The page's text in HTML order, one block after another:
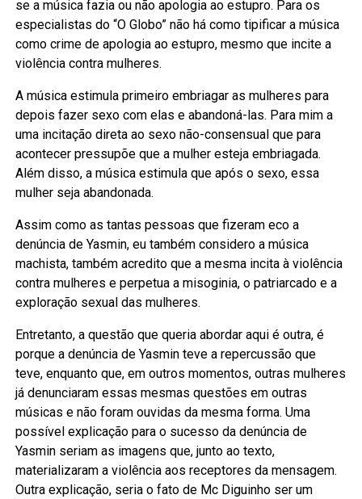
se a música fazia ou não apologia ao estupro. Para os
especialistas do “O Globo” não há como tipificar a música
como crime de apologia ao estupro, mesmo que incite a
violência contra mulheres.
A música estimula primeiro embriagar as mulheres para
depois fazer sexo com elas e abandoná-las. Para mim a
uma incitação direta ao sexo não-consensual que para
acontecer pressupõe que a mulher esteja embriagada.
Além disso, a música estimula que após o sexo, essa
mulher seja abandonada.
Assim como as tantas pessoas que fizeram eco a
denúncia de Yasmin, eu também considero a música
machista, também acredito que a mesma incita à violência
contra mulheres e perpetua a misoginia, o patriarcado e a
exploração sexual das mulheres.
Entretanto, a questão que queria abordar aqui é outra, é
porque a denúncia de Yasmin teve a repercussão que
teve, enquanto que, em outros momentos, outras mulheres
já denunciaram essas mesmas questões em outras
músicas e não foram ouvidas da mesma forma. Uma
possível explicação para o sucesso da denúncia de
Yasmin seriam as imagens que, junto ao texto,
materializaram a violência aos receptores da mensagem.
Outra explicação, seria o fato de Mc Diguinho ser um